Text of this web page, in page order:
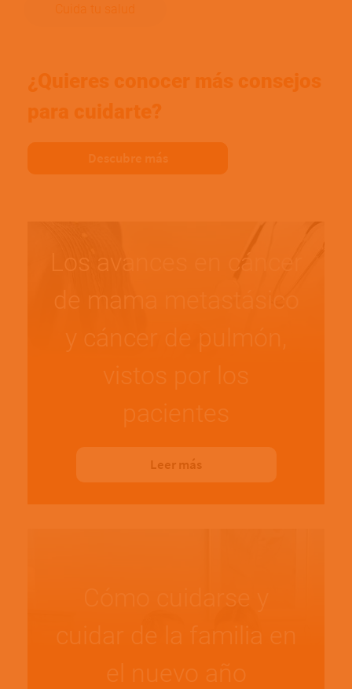
Cuida tu salud
¿Quieres conocer más consejos
para cuidarte?
Descubre más
Los avances en cáncer
de mama metastásico
y cáncer de pulmón,
vistos por los
pacientes
Leer más
Cómo cuidarse y
cuidar de la familia en
el nuevo año